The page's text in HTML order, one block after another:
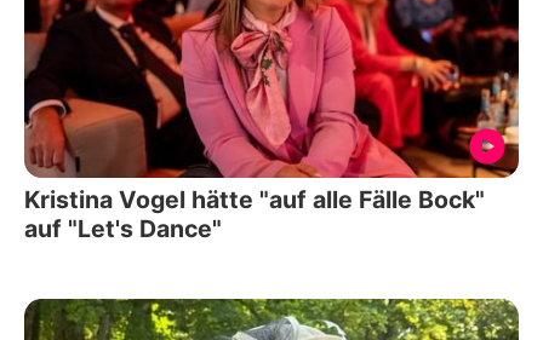
Kristina Vogel hätte "auf alle Fälle Bock"
auf "Let's Dance"